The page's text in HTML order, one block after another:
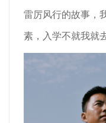
雷厉风行的故事，
素，入学不就我就